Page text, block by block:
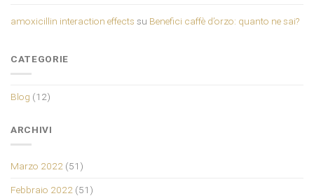
amoxicillin interaction effects su Benefici caffè d’orzo: quanto ne sai?
CATEGORIE
Blog (12)
ARCHIVI
Marzo 2022 (51)
Febbraio 2022 (51)